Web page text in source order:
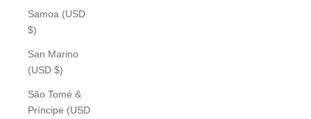
Samoa (USD
$)
San Marino
(USD $)
São Tomé &
Príncipe (USD